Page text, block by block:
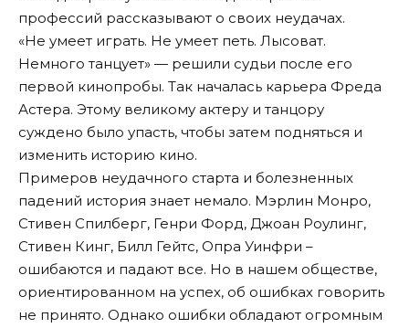
профессий рассказывают о своих неудачах.
«Не умеет играть. Не умеет петь. Лысоват.
Немного танцует» — решили судьи после его
первой кинопробы. Так началась карьера Фреда
Астера. Этому великому актеру и танцору
суждено было упасть, чтобы затем подняться и
изменить историю кино.
Примеров неудачного старта и болезненных
падений история знает немало. Мэрлин Монро,
Стивен Спилберг, Генри Форд, Джоан Роулинг,
Стивен Кинг, Билл Гейтс, Опра Уинфри –
ошибаются и падают все. Но в нашем обществе,
ориентированном на успех, об ошибках говорить
не принято. Однако ошибки обладают огромным